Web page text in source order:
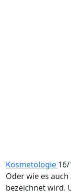
Kosmetologie
Oder wie es
bezeichnet wird.